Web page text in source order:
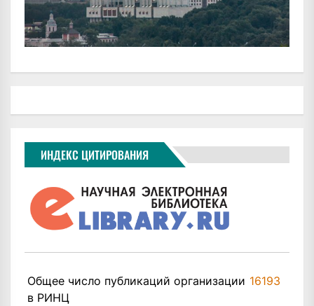
ИНДЕКС ЦИТИРОВАНИЯ
Общее число публикаций организации
в РИНЦ
16193